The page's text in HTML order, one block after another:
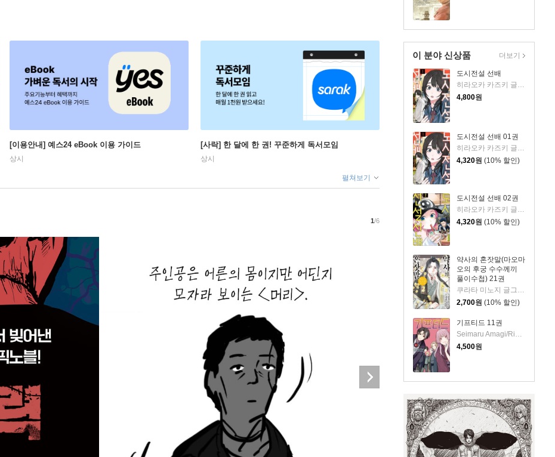
이 분야 신상품
도시전설 선배
히라오카 카즈키 글그림/현노을 역
4,800원
도시전설 선배 01권
히라오카 카즈키 글그림/현노을 역
4,320원 (10% 할인)
도시전설 선배 02권
히라오카 카즈키 글그림/현노을 역
4,320원 (10% 할인)
약사의 혼잣말(마오마
오의 후궁 수수께끼
풀이수첩) 21권
쿠라타 미노지 글그림/휴우가 나츠 원저/유유리 역
2,700원 (10% 할인)
기프티드 11권
Seimaru Amagi/Rima Amamiya 저
4,500원
더보기
[이용안내] 예스24 eBook 이용 가이드
상시
[사락] 한 달에 한 권! 꾸준하게 독서모임
상시
펼쳐보기
1/6